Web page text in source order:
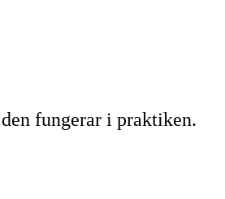
fungerar i praktiken.